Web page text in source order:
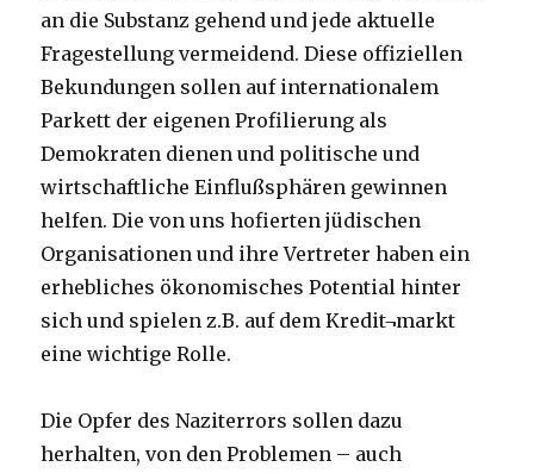
an die Substanz gehend und jede aktuelle
Fragestellung vermeidend. Diese offiziellen
Bekundungen sollen auf internationalem
Parkett der eigenen Profilierung als
Demokraten dienen und politische und
wirtschaftliche Einflußsphären gewinnen
helfen. Die von uns hofierten jüdischen
Organisationen und ihre Vertreter haben ein
erhebliches ökonomisches Potential hinter
sich und spielen z.B. auf dem Kredit¬markt
eine wichtige Rolle.
Die Opfer des Naziterrors sollen dazu
herhalten, von den Problemen – auch